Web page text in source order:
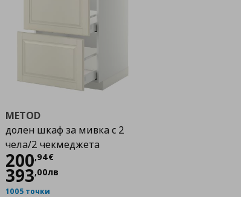
METOD
долен шкаф за мивка с 2
чела/2 чекмеджета
200,94€
Цена
393,00лв
1005 точки